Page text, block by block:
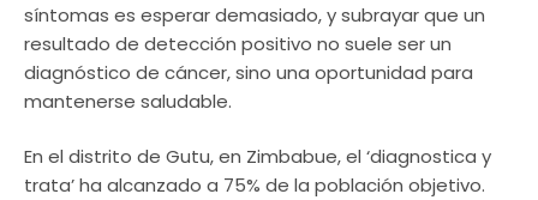
síntomas es esperar demasiado, y subrayar que un
resultado de detección positivo no suele ser un
diagnóstico de cáncer, sino una oportunidad para
mantenerse saludable.
En el distrito de Gutu, en Zimbabue, el ‘diagnostica y
trata’ ha alcanzado a 75% de la población objetivo.